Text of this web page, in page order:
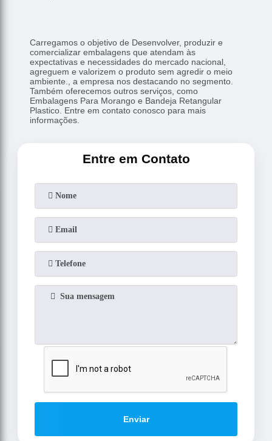
Carregamos o objetivo de Desenvolver, produzir e
comercializar embalagens que atendam às
expectativas e necessidades do mercado nacional,
agreguem e valorizem o produto sem agredir o meio
ambiente., a empresa nos destacando no segmento.
Também oferecemos outros serviços, como
Embalagens Para Morango e Bandeja Retangular
Plastico. Entre em contato conosco para mais
informações.
Entre em Contato
Enviar